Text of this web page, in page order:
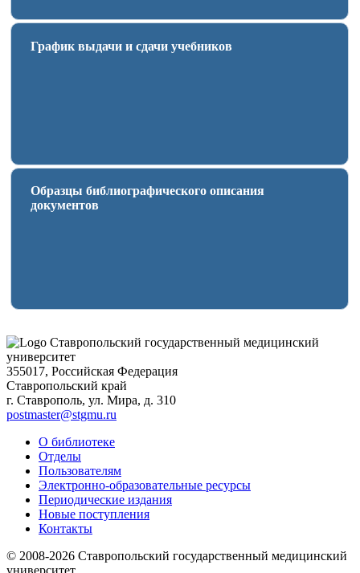
График выдачи и сдачи учебников
Образцы библиографического описания
документов
Ставропольский государственный медицинский
университет
355017, Российская Федерация
Ставропольский край
г. Ставрополь, ул. Мира, д. 310
postmaster@stgmu.ru
О библиотеке
Отделы
Пользователям
Электронно-образовательные ресурсы
Периодические издания
Новые поступления
Контакты
© 2008-2026 Ставропольский государственный медицинский
университет